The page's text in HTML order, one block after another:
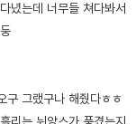
녔는데 너무들 쳐다봐서
구 그랬구나 해줬다ㅎㅎ